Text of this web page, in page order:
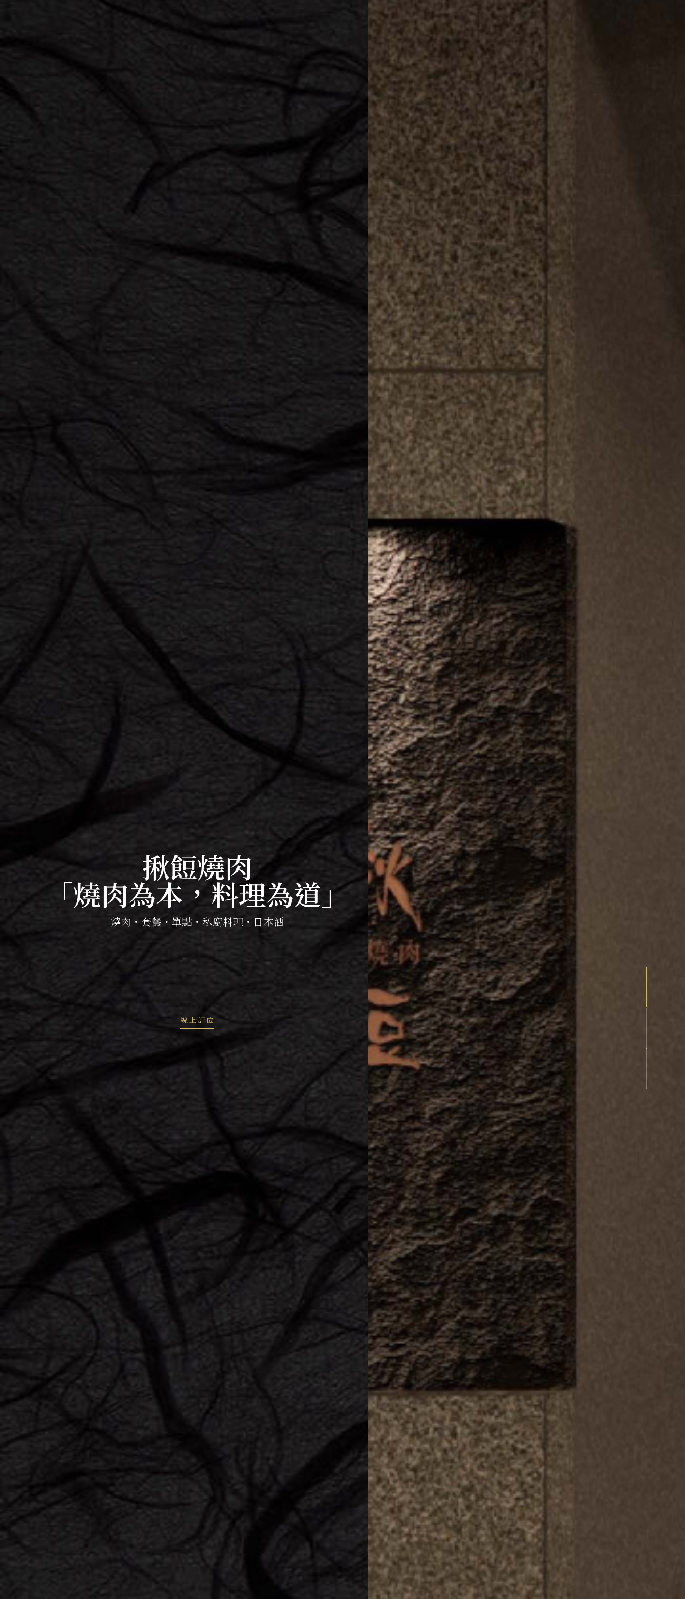
揪餖燒肉
「燒肉為本，料理為道」
燒肉・套餐・單點・私廚料理・日本酒
線 上 訂 位